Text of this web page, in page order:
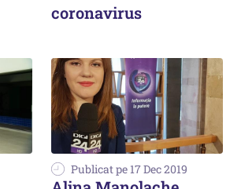
coronavirus
Publicat pe 17 Dec 2019